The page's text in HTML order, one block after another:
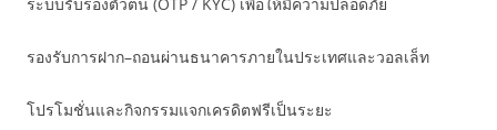
รองรับการฝาก–ถอนผ่านธนาคารภายในประเทศและวอลเล็ท
โปรโมชั่นและกิจกรรมแจกเครดิตฟรีเป็นระยะ